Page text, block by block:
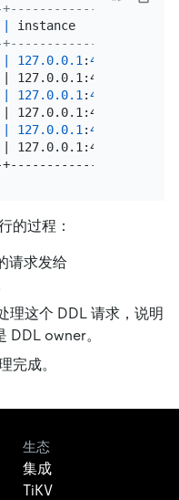
instance
127.0.0.1:4002
| 127.0.0.1:4002 |
127.0.0.1:4000
| 127.0.0.1:4000 |
127.0.0.1:4000
| 127.0.0.1:4002 |
的过程：
请求发给
理这个 DDL 请求，说明
DDL owner。
完成。
生态
集成
TiKV